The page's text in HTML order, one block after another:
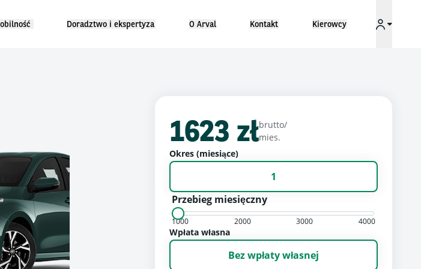
Doradztwo i ekspertyza O Arval Kontakt Kierowcy
1623 złbrutto/
mies.
Okres (miesiące)
1
Przebieg miesięczny
1000 2000 3000 4000
Wpłata własna
Bez wpłaty własnej